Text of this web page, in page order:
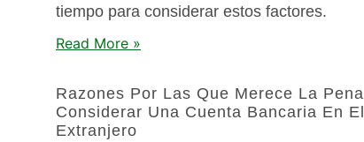
tiempo para considerar estos factores.
Read More »
Razones Por Las Que Merece La Pena
Considerar Una Cuenta Bancaria En El
Extranjero